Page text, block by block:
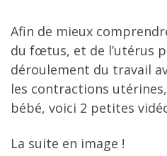
Afin de mieux
du fœtus, et de l’utérus
déroulement du travail
les contractions
bébé, voici 2 petites
La suite en image !